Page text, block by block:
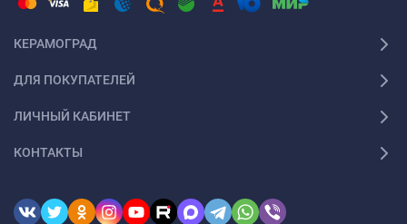
КЕРАМОГРАД
ДЛЯ ПОКУПАТЕЛЕЙ
ЛИЧНЫЙ КАБИНЕТ
КОНТАКТЫ